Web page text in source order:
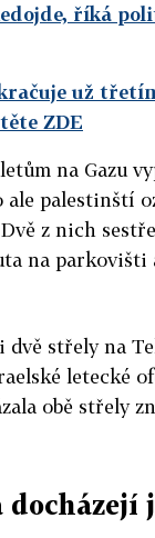
říká
už
ZDE
na Gazu
palestinští
z nich
na parkovišti
střely na
letecké
obě střely